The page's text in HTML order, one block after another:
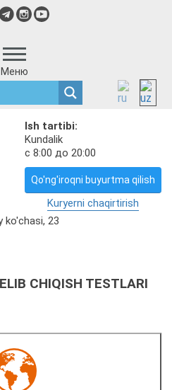
Меню
Ish tartibi:
Kundalik
с 8:00 до 20:00
Qo'ng'iroqni buyurtma qilish
Kuryerni chaqirtirish
ko'chasi, 23
CHIQISH TESTLARI